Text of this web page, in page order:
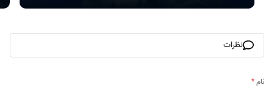
نظرات
نام*